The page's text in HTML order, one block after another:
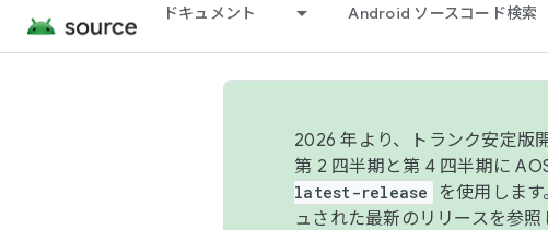
ドキュメント Android ソースコード検索
2026 年より、トランク安定版
第 2 四半期と第 4 四半期に
latest-release
を使用します
ュされた最新のリリースを参照